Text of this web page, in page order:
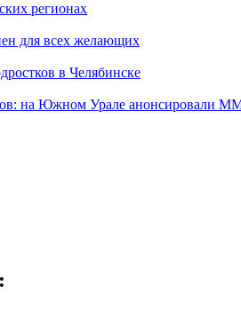
регионах
для всех желающих
в Челябинске
на Южном Урале анонсировали